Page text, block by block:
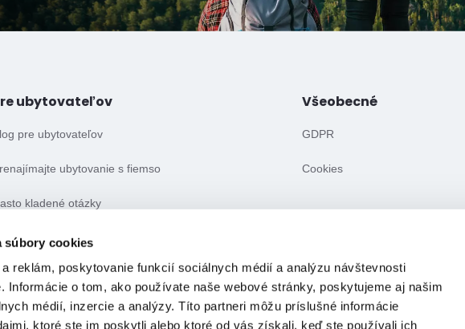
súbory cookies
reklám, poskytovanie funkcií sociálnych médií a analýzu návštevnosti
Informácie o tom, ako používate naše webové stránky, poskytujeme aj našim
médií, inzercie a analýzy. Títo partneri môžu príslušné informácie
ktoré ste im poskytli alebo ktoré od vás získali, keď ste používali ich
ubytovateľov
pre ubytovateľov
ubytovanie s fiemso
kladené otázky
obchodné podmienky
Všeobecné
GDPR
Cookies